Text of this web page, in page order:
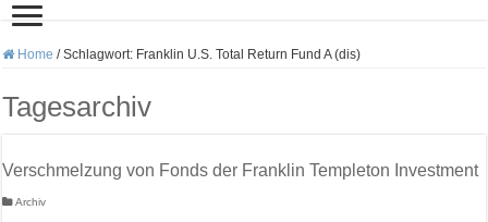
Home / Schlagwort: Franklin U.S. Total Return Fund A (dis)
Tagesarchiv
Verschmelzung von Fonds der Franklin Templeton Investment
Archiv